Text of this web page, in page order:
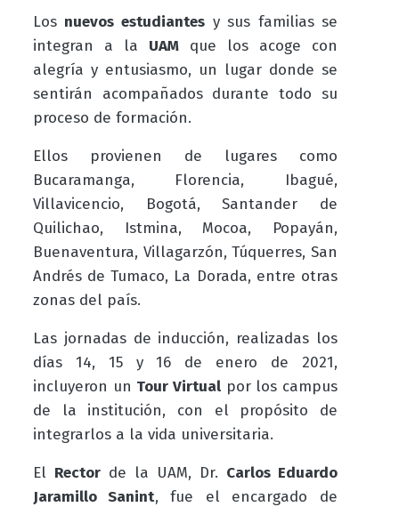
Los nuevos estudiantesy sus familias se
integran a la UAMque los acoge con
alegría y entusiasmo, un lugar donde se
sentirán acompañados durante todo su
proceso de formación.
Ellos provienen de lugares como
Bucaramanga, Florencia, Ibagué,
Villavicencio, Bogotá, Santander de
Quilichao, Istmina, Mocoa, Popayán,
Buenaventura, Villagarzón, Túquerres, San
Andrés de Tumaco, La Dorada, entre otras
zonas del país.
Las jornadas de inducción, realizadas los
días 14, 15 y 16 de enero de 2021,
incluyeron un Tour Virtual por los campus
de la institución, con el propósito de
integrarlos a la vida universitaria.
El Rectorde la UAM, Dr. Carlos Eduardo
Jaramillo Sanint, fue el encargado de